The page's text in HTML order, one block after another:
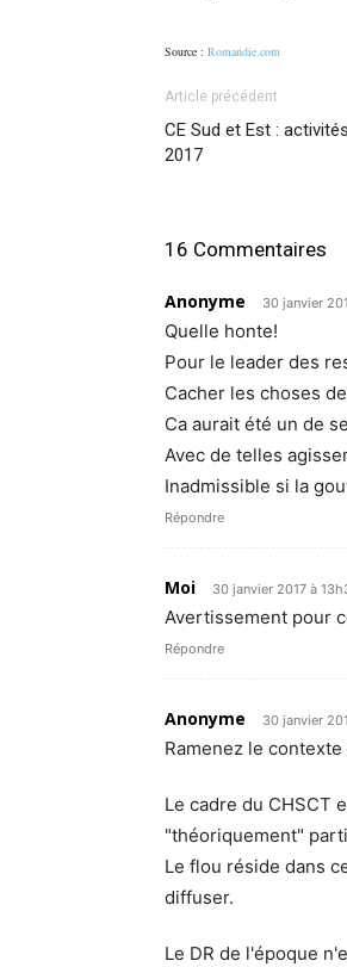
Source : Romandie.com
Article précédent
CE Sud et Est :
2017
16 Commentaires
Anonyme 30 janvier
Quelle honte!
Pour le leader des
Cacher les choses
Ca aurait été un de
Avec de telles
Inadmissible si la
Répondre
Moi 30 janvier 2017 à
Avertissement pour
Répondre
Anonyme 30 janvier
Ramenez le
Le cadre du CHSCT
"théoriquement"
Le flou réside dans
diffuser.
Le DR de l'époque